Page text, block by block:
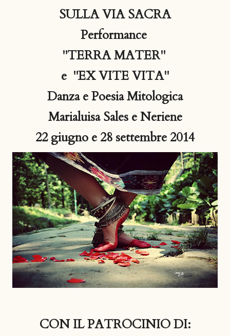
SULLA VIA SACRA
Performance
"TERRA MATER"
e "EX VITE VITA"
Danza e Poesia Mitologica
Marialuisa Sales e Neriene
22 giugno e 28 settembre 2014
CON IL PATROCINIO DI: